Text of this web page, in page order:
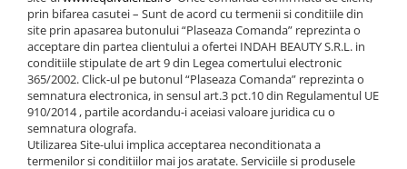
prin bifarea casutei – Sunt de acord cu termenii si conditiile din
site prin apasarea butonului “Plaseaza Comanda” reprezinta o
acceptare din partea clientului a ofertei INDAH BEAUTY S.R.L. in
conditiile stipulate de art 9 din Legea comertului electronic
365/2002. Click-ul pe butonul “Plaseaza Comanda” reprezinta o
semnatura electronica, in sensul art.3 pct.10 din Regulamentul UE
910/2014 , partile acordandu-i aceiasi valoare juridica cu o
semnatura olografa.
Utilizarea Site-ului implica acceptarea neconditionata a
termenilor si conditiilor mai jos aratate. Serviciile si produsele